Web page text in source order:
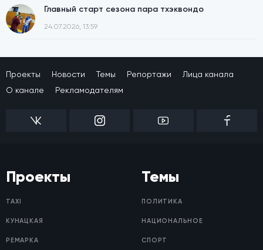
Главный старт сезона пара тхэквондо
24.07.2026, 13:59
Проекты Новости Темы Репортажи
Лица канала
О канале
Рекламодателям
Проекты
TAXI
КУНАЦКАЯ
РЕМАРКА
Темы
ПОЛИТИКА
НАЦИОНАЛЬНОЕ
СПОРТ